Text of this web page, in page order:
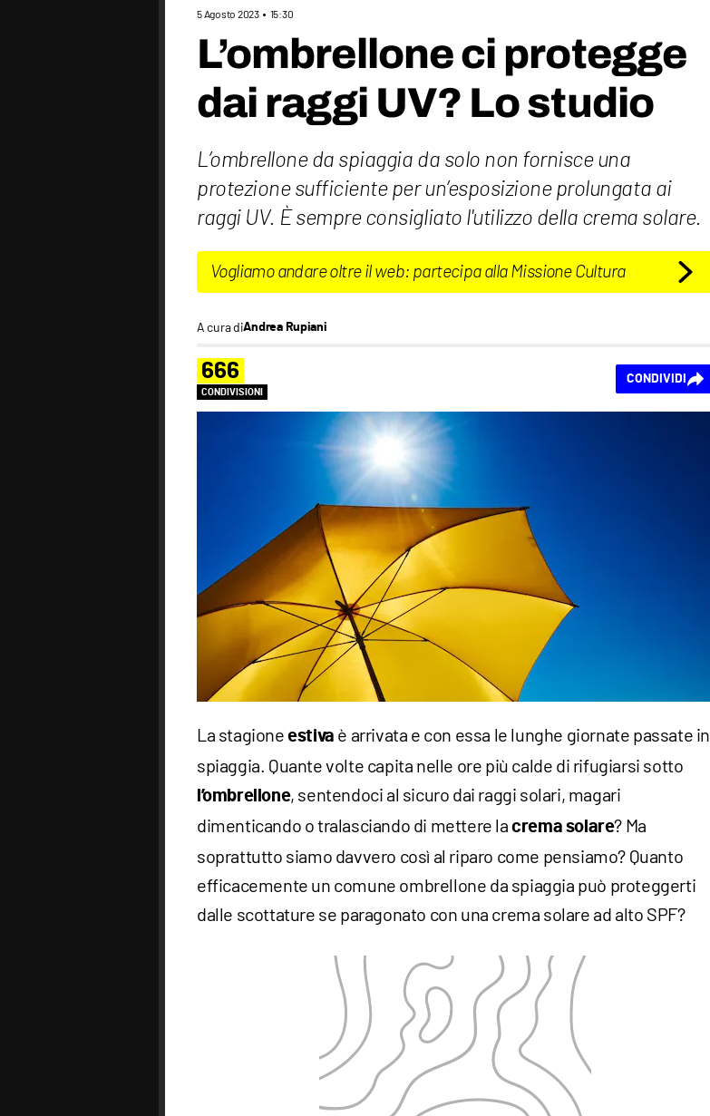
5 Agosto 2023 15:30
L’ombrellone ci protegge
dai raggi UV? Lo studio
L’ombrellone da spiaggia da solo non fornisce una
protezione sufficiente per un’esposizione prolungata ai
raggi UV. È sempre consigliato l'utilizzo della crema solare.
Vogliamo andare oltre il web: partecipa alla Missione Cultura
A cura diAndrea Rupiani
666
CONDIVISIONI
CONDIVIDI
La stagioneestiva è arrivata e con essa le lunghe giornate passate in
spiaggia. Quante volte capita nelle ore più calde di rifugiarsi sotto
l’ombrellone, sentendoci al sicuro dai raggi solari, magari
dimenticando o tralasciando di mettere lacrema solare? Ma
soprattutto siamo davvero così al riparo come pensiamo? Quanto
efficacemente un comune ombrellone da spiaggia può proteggerti
dalle scottature se paragonato con una crema solare ad alto SPF?